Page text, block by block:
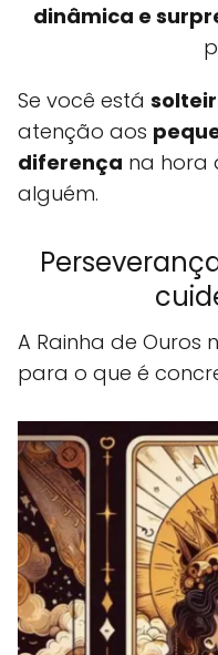
dinâmica e
Se você está
atenção aos
diferença na hora
alguém.
A Rainha de Ouros
para o que é